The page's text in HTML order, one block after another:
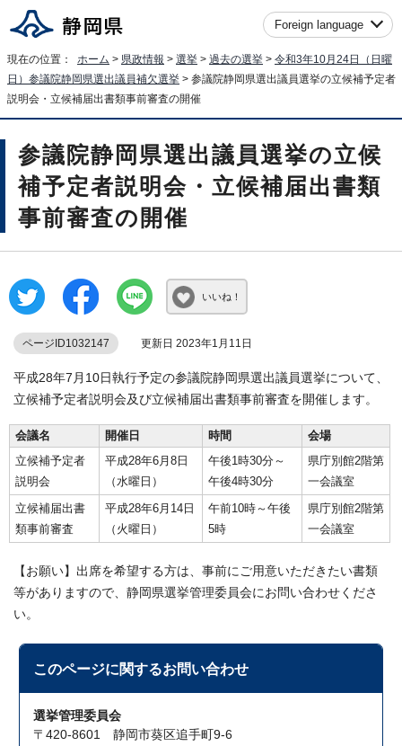
Foreign language
現在の位置： ホーム > 県政情報 > 選挙 > 過去の選挙 > 令和3年10月24日（日曜
日）参議院静岡県選出議員補欠選挙 > 参議院静岡県選出議員選挙の立候補予定者
説明会・立候補届出書類事前審査の開催
参議院静岡県選出議員選挙の立候
補予定者説明会・立候補届出書類
事前審査の開催
いいね！
ページID1032147 更新日 2023年1月11日
平成28年7月10日執行予定の参議院静岡県選出議員選挙について、
立候補予定者説明会及び立候補届出書類事前審査を開催します。
会議名 開催日 時間
会場
立候補予定者
説明会
平成28年6月8日
（水曜日）
午後1時30分～
午後4時30分
県庁別館2階第
一会議室
立候補届出書
類事前審査
平成28年6月14日
（火曜日）
午前10時～午後
5時
県庁別館2階第
一会議室
【お願い】出席を希望する方は、事前にご用意いただきたい書類
等がありますので、静岡県選挙管理委員会にお問い合わせくださ
い。
このページに関するお問い合わせ
選挙管理委員会
〒420-8601 静岡市葵区追手町9-6